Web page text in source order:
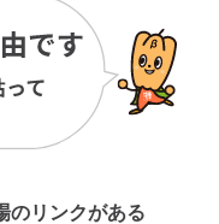
のリンクがある